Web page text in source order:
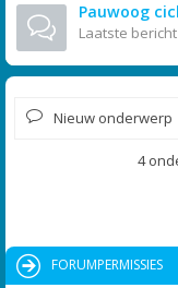
Pauwoog
Laatste
Nieuw onderwerp
4
FORUMPERMISSIES